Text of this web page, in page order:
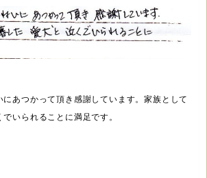
にあつかって頂き感謝しています。家族として
いられることに満足です。